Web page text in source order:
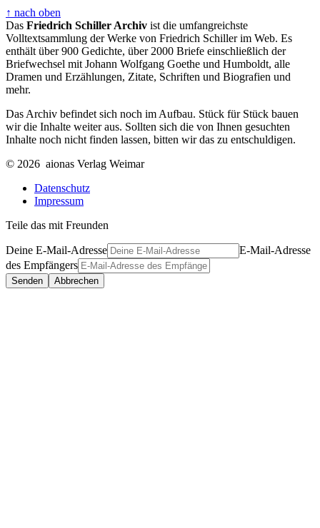
↑ nach oben
Das Friedrich Schiller Archiv ist die umfangreichste
Volltextsammlung der Werke von Friedrich Schiller im Web. Es
enthält über 900 Gedichte, über 2000 Briefe einschließlich der
Briefwechsel mit Johann Wolfgang Goethe und Humboldt, alle
Dramen und Erzählungen, Zitate, Schriften und Biografien und
mehr.
Das Archiv befindet sich noch im Aufbau. Stück für Stück bauen
wir die Inhalte weiter aus. Sollten sich die von Ihnen gesuchten
Inhalte noch nicht finden lassen, bitten wir das zu entschuldigen.
© 2026 aionas Verlag Weimar
Datenschutz
Impressum
Teile das mit Freunden
Deine E-Mail-Adresse
E-Mail-Adresse
des Empfängers
Senden Abbrechen